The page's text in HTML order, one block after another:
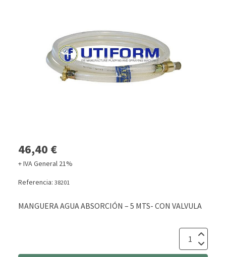
46,40 €
+ IVA General 21%
Referencia: 38201
MANGUERA AGUA ABSORCIÓN – 5 MTS- CON VALVULA